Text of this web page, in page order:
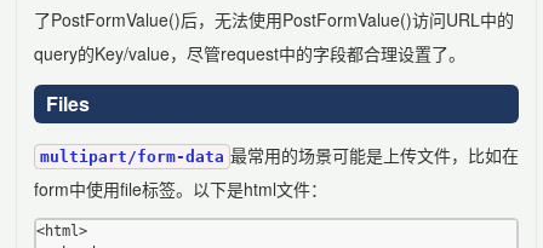
了PostFormValue()后，无法使用PostFormValue()访问URL中的
query的Key/value，尽管request中的字段都合理设置了。
Files
multipart/form-data 最常用的场景可能是上传文件，比如在
form中使用file标签。以下是html文件：
<html>